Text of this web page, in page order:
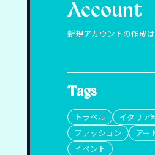
Account
新規アカウントの作成は
Tags
トラベル イタリア
ファッション
アー
イベント